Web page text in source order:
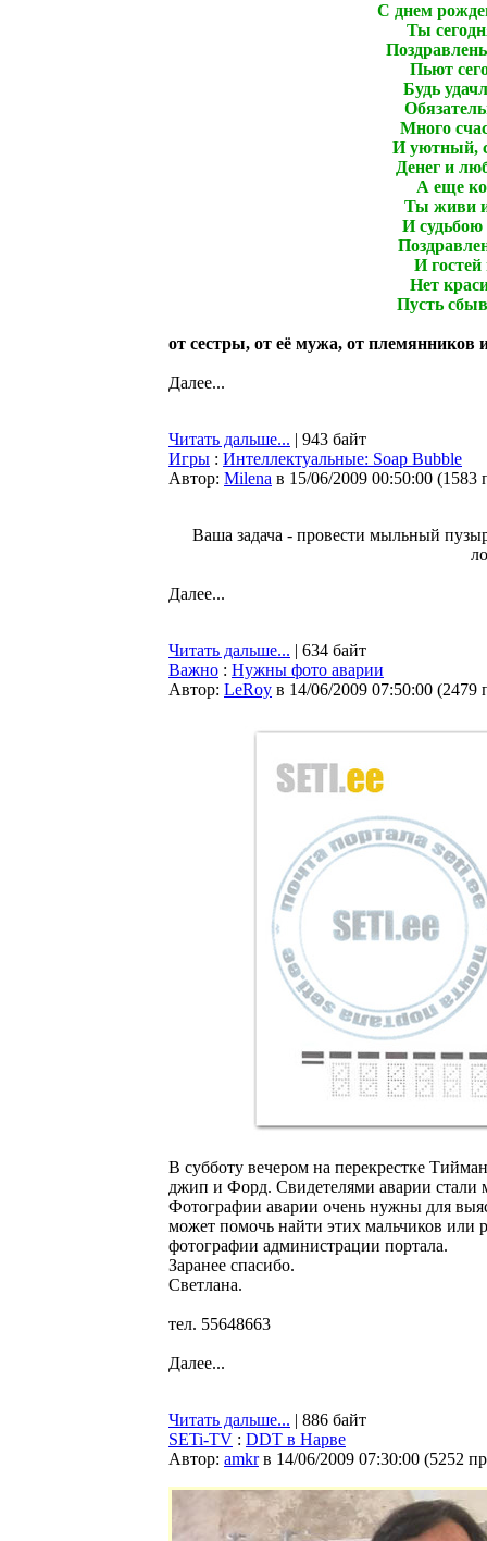
С днем
Ты
Пьют
Будь
Много
И уютный,
Денег и
А еще
Ты живи
И судьбою
И
Нет
Пусть
от сестры, от её мужа, от племянников
Далее...
Читать дальше... | 943 байт
Игры : Интеллектуальные: Soap Bubble
Автор: Milena в 15/06/2009 00:50:00 (1583
Ваша задача - провести мыльный
Далее...
Читать дальше... | 634 байт
Важно : Нужны фото аварии
Автор: LeRoy в 14/06/2009 07:50:00 (2479
В субботу вечером на перекрестке
джип и Форд. Свидетелями аварии стали
Фотографии аварии очень нужны для
может помочь найти этих мальчиков или
фотографии администрации портала.
Заранее спасибо.
Светлана.
тел. 55648663
Далее...
Читать дальше... | 886 байт
SETi-TV : DDT в Нарве
Автор: amkr в 14/06/2009 07:30:00 (5252